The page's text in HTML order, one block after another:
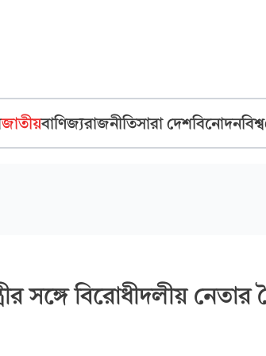
জাতীয়বাণিজ্যরাজনীতিসারা দেশবিনোদনবিশ্ব
সঙ্গে বিরোধীদলীয়